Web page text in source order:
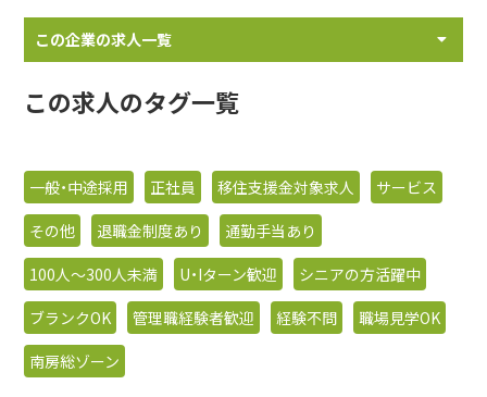
この企業の求人一覧
この求人のタグ一覧
一般・中途採用 正社員 移住支援金対象求人
サービス
その他
退職金制度あり
通勤手当あり
100人〜300人未満
U・Iターン歓迎
シニアの方活躍中
ブランクOK
管理職経験者歓迎 経験不問
職場見学OK
南房総ゾーン